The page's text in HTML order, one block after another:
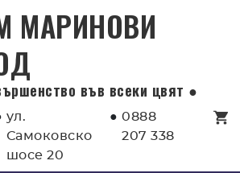
МАРИНОВИ
във всеки цвят ●
ул.
Самоковско
шосе 20
●0888
207 338